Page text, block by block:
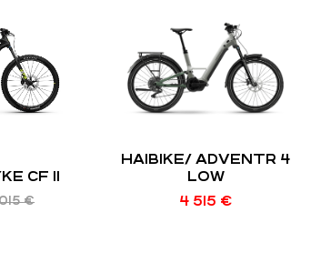
CF 11
€
HAIBIKE/ ADVENTR 4
LOW
4 515 €